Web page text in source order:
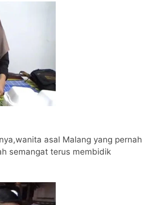
asal Malang yang pernah
semangat terus membidik